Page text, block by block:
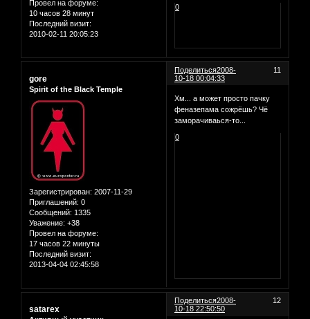
Провел на форуме:
10 часов 28 минут
Последний визит:
2010-02-11 20:05:23
0
Поделиться 11
2008-
10-18 00:04:33
gore
Spirit of the Black Temple
Зарегистрирован: 2007-11-29
Приглашений: 0
Сообщений: 1335
Уважение: +38
Провел на форуме:
17 часов 22 минуты
Последний визит:
2013-04-04 02:45:58
Хм... а может просто пачку
феназепама сожрёшь? Чё
заморачиваься-то...
0
Поделиться 12
2008-
10-18 22:50:50
satarex